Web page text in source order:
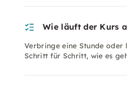
Wie läuft der Kurs
Verbringe eine Stunde
Schritt für Schritt, wie es